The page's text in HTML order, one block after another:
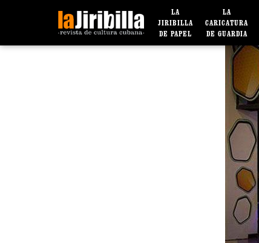
LA
JIRIBILLA
DE PAPEL
LA
CARICATURA
DE GUARDIA